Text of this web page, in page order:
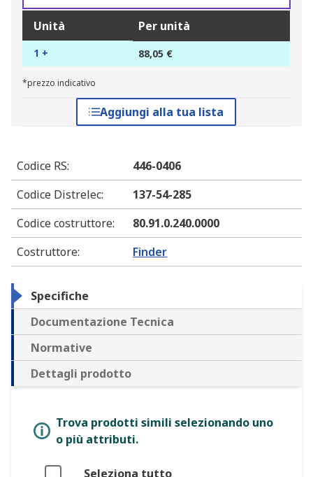
Unità Per unità
1 + 88,05 €
*prezzo indicativo
Aggiungi alla tua lista
Codice RS:
446-0406
Codice Distrelec:
137-54-285
Codice costruttore:
80.91.0.240.0000
Costruttore: Finder
Specifiche
Documentazione Tecnica
Normative
Dettagli prodotto
Trova prodotti simili selezionando uno
o più attributi.
Seleziona tutto